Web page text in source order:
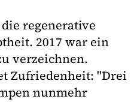
regenerative
2017 war ein
verzeichnen.
Zufriedenheit: "Drei
nunmehr